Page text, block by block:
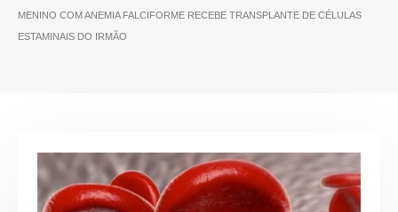
MENINO COM ANEMIA FALCIFORME RECEBE TRANSPLANTE DE CÉLULAS
ESTAMINAIS DO IRMÃO